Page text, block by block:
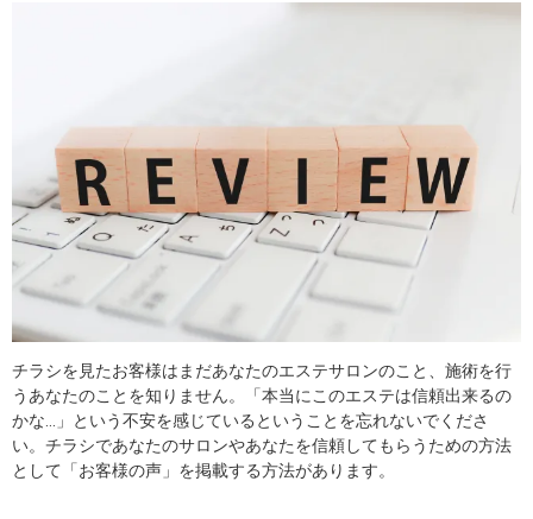
チラシを見たお客様はまだあなたのエステサロンのこと、施術を行
うあなたのことを知りません。「本当にこのエステは信頼出来るの
かな…」という不安を感じているということを忘れないでくださ
い。チラシであなたのサロンやあなたを信頼してもらうための方法
として「お客様の声」を掲載する方法があります。